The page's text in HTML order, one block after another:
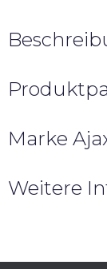
Marke
Weitere